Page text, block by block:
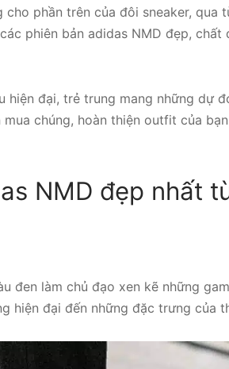
phần trên của đôi sneaker, qua
phiên bản adidas NMD đẹp, chất
hiện đại, trẻ trung mang những dự
chúng, hoàn thiện outfit của
NMD đẹp nhất
đen làm chủ đạo xen kẽ những
hiện đại đến những đặc trưng của